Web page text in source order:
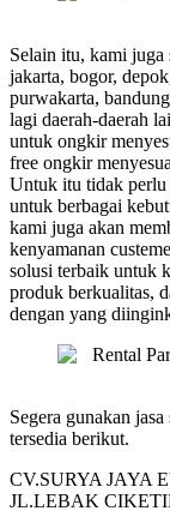
Selain itu, kami juga
jakarta, bogor,
purwakarta,
lagi daerah-daerah
untuk ongkir
free ongkir
Untuk itu tidak perlu
untuk berbagai
kami juga akan
kenyamanan
solusi terbaik untuk
produk berkualitas,
dengan yang
Segera gunakan
tersedia berikut.
CV.SURYA JAYA
JL.LEBAK